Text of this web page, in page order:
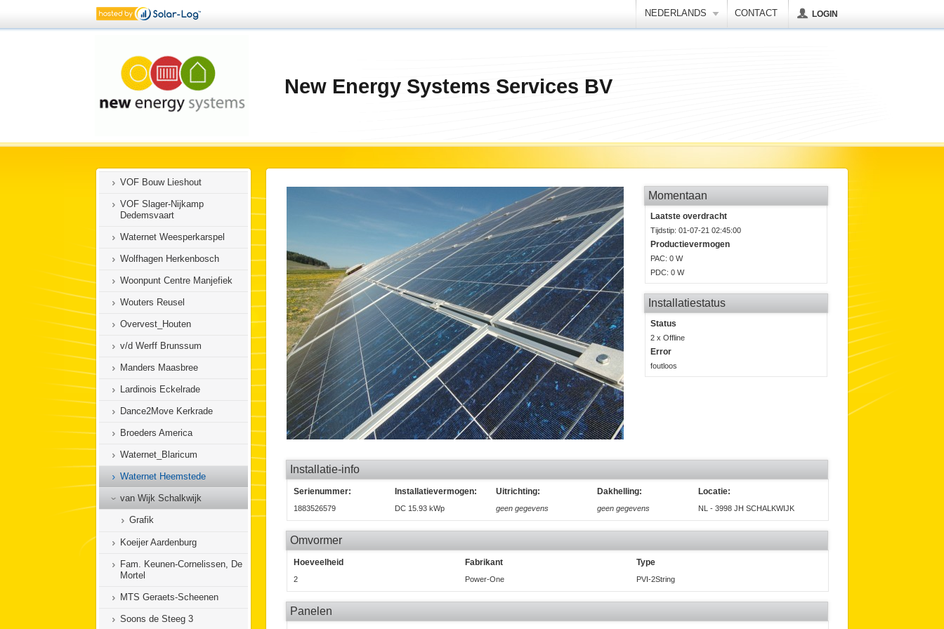
NEDERLANDS CONTACT LOGIN
New Energy Systems Services BV
Schaapskooi Mergelland Epen
Tuin Valthermond
van Goch Hedel
VOF Bouw Lieshout
VOF Slager-Nijkamp
Dedemsvaart
Waternet Weesperkarspel
Wolfhagen Herkenbosch
Woonpunt Centre Manjefiek
Wouters Reusel
Overvest_Houten
v/d Werff Brunssum
Manders Maasbree
Lardinois Eckelrade
Dance2Move Kerkrade
Broeders America
Waternet_Blaricum
Waternet Heemstede
van Wijk Schalkwijk
Grafik
Koeijer Aardenburg
Fam. Keunen-Cornelissen, De
Mortel
MTS Geraets-Scheenen
Soons de Steeg 3
Momentaan
Laatste overdracht
Tijdstip: 01-07-21 02:45:00
Productievermogen
PAC: 0 W
PDC: 0 W
Installatiestatus
Status
2 x Offline
Error
foutloos
Installatie-info
Serienummer: Installatievermogen: Uitrichting: Dakhelling: Locatie:
1883526579 DC 15.93 kWp geen gegevens geen gegevens NL - 3998 JH SCHALKWIJK
Omvormer
Hoeveelheid Fabrikant Type
2 Power-One PVI-2String
Panelen